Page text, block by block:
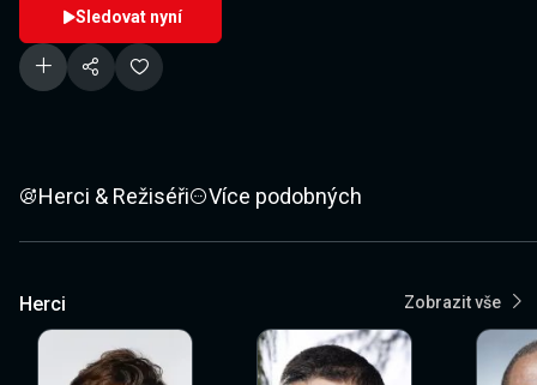
Sledovat nyní
Herci & Režiséři Více podobných
Herci Zobrazit vše